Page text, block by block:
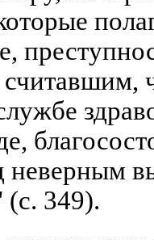
неверным
(с. 349).